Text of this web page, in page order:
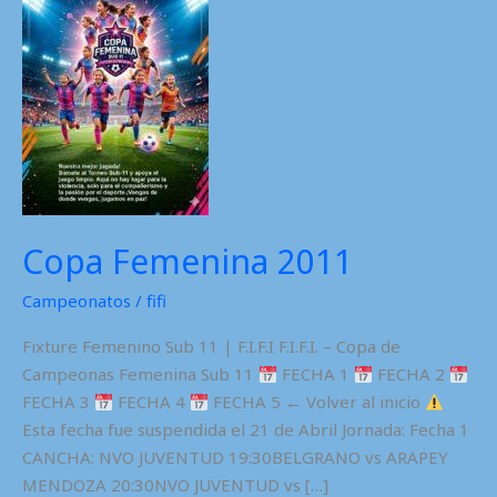
Copa Femenina 2011
Campeonatos / fifi
Fixture Femenino Sub 11 | F.I.F.I F.I.F.I. – Copa de
Campeonas Femenina Sub 11
FECHA 1
FECHA 2
FECHA 3
FECHA 4
FECHA 5 ← Volver al inicio
Esta fecha fue suspendida el 21 de Abril Jornada: Fecha 1
CANCHA: NVO JUVENTUD 19:30BELGRANO vs ARAPEY
MENDOZA 20:30NVO JUVENTUD vs […]